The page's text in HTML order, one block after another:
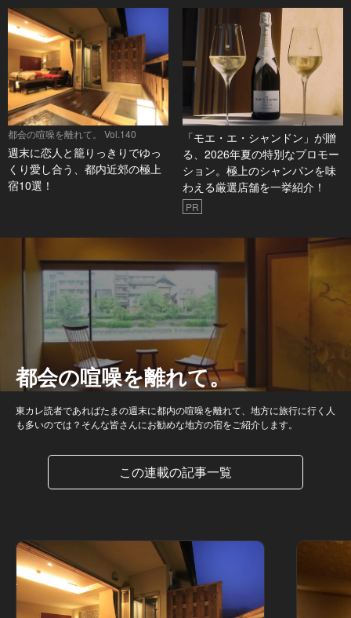
都会の喧噪を離れて。 Vol.140
週末に恋人と籠りっきりでゆっ
くり愛し合う、都内近郊の極上
宿10選！
「モエ・エ・シャンドン」が贈
る、2026年夏の特別なプロモー
ション。極上のシャンパンを味
わえる厳選店舗を一挙紹介！
PR
都会の喧噪を離れて。
東カレ読者であればたまの週末に都内の喧噪を離れて、地方に旅行に行く人
も多いのでは？そんな皆さんにお勧めな地方の宿をご紹介します。
この連載の記事一覧